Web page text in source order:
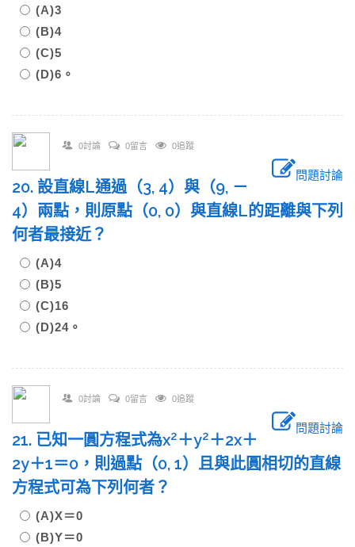
(A)3
(B)4
(C)5
(D)6。
0討論 0留言 0追蹤
問題討論
20. 設直線L通過（3, 4）與（9, －
4）兩點，則原點（0, 0）與直線L的距離與下列
何者最接近？
(A)4
(B)5
(C)16
(D)24。
0討論 0留言 0追蹤
問題討論
21. 已知一圓方程式為x2＋y2＋2x＋
2y＋1＝0，則過點（0, 1）且與此圓相切的直線
方程式可為下列何者？
(A)X＝0
(B)Y＝0